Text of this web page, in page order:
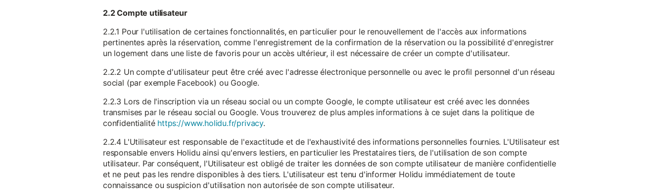
2.2 Compte utilisateur
2.2.1 Pour l'utilisation de certaines fonctionnalités, en particulier pour le renouvellement de l'accès aux informations
pertinentes après la réservation, comme l'enregistrement de la confirmation de la réservation ou la possibilité d'enregistrer
un logement dans une liste de favoris pour un accès ultérieur, il est nécessaire de créer un compte d'utilisateur.
2.2.2 Un compte d'utilisateur peut être créé avec l'adresse électronique personnelle ou avec le profil personnel d'un réseau
social (par exemple Facebook) ou Google.
2.2.3 Lors de l'inscription via un réseau social ou un compte Google, le compte utilisateur est créé avec les données
transmises par le réseau social ou Google. Vous trouverez de plus amples informations à ce sujet dans la politique de
confidentialité https://www.holidu.fr/privacy.
2.2.4 L'Utilisateur est responsable de l'exactitude et de l'exhaustivité des informations personnelles fournies. L'Utilisateur est
responsable envers Holidu ainsi qu'envers lestiers, en particulier les Prestataires tiers, de l'utilisation de son compte
utilisateur. Par conséquent, l'Utilisateur est obligé de traiter les données de son compte utilisateur de manière confidentielle
et ne peut pas les rendre disponibles à des tiers. L'utilisateur est tenu d'informer Holidu immédiatement de toute
connaissance ou suspicion d'utilisation non autorisée de son compte utilisateur.